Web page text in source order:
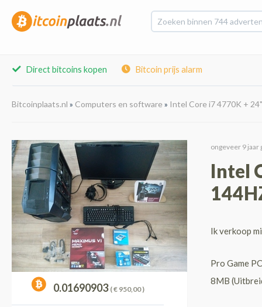
Direct bitcoins kopen Bitcoin prijs alarm
Bitcoinplaats.nl » Computers en software » Intel Core i7 4770K +
0.01690903 ( € 950,00)
ongeveer 9 jaar
Intel
Ik verkoop
Pro Game
8MB